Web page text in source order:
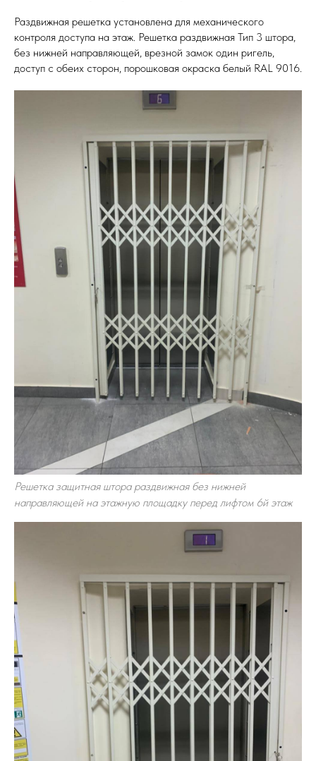
Раздвижная решетка установлена для механического
контроля доступа на этаж. Решетка раздвижная Тип 3 штора,
без нижней направляющей, врезной замок один ригель,
доступ с обеих сторон, порошковая окраска белый RAL 9016.
Решетка защитная штора раздвижная без нижней
направляющей на этажную площадку перед лифтом 6й этаж